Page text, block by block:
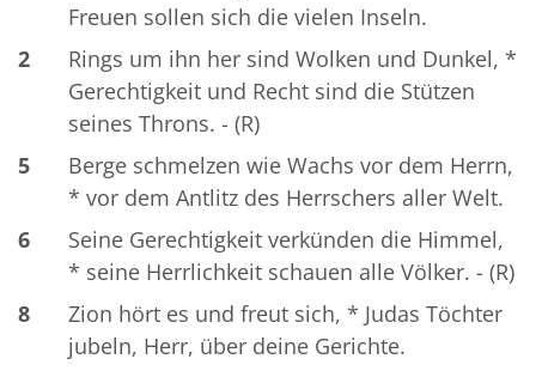
Freuen sollen sich die vielen Inseln.
2
Rings um ihn her sind Wolken und Dunkel, *
Gerechtigkeit und Recht sind die Stützen
seines Throns. - (R)
5
Berge schmelzen wie Wachs vor dem Herrn,
* vor dem Antlitz des Herrschers aller Welt.
6
Seine Gerechtigkeit verkünden die Himmel,
* seine Herrlichkeit schauen alle Völker. - (R)
8
Zion hört es und freut sich, * Judas Töchter
jubeln, Herr, über deine Gerichte.